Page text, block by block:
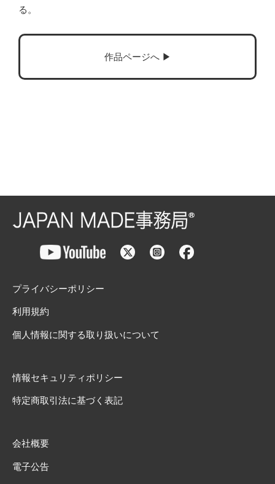
る。
作品ページへ ▶︎
プライバシーポリシー
利用規約
個人情報に関する取り扱いについて
情報セキュリティポリシー
特定商取引法に基づく表記
会社概要
電子公告